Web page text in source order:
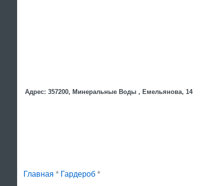
Адрес: 357200, Минеральные Воды , Емельянова, 14
Главная * Гардероб *